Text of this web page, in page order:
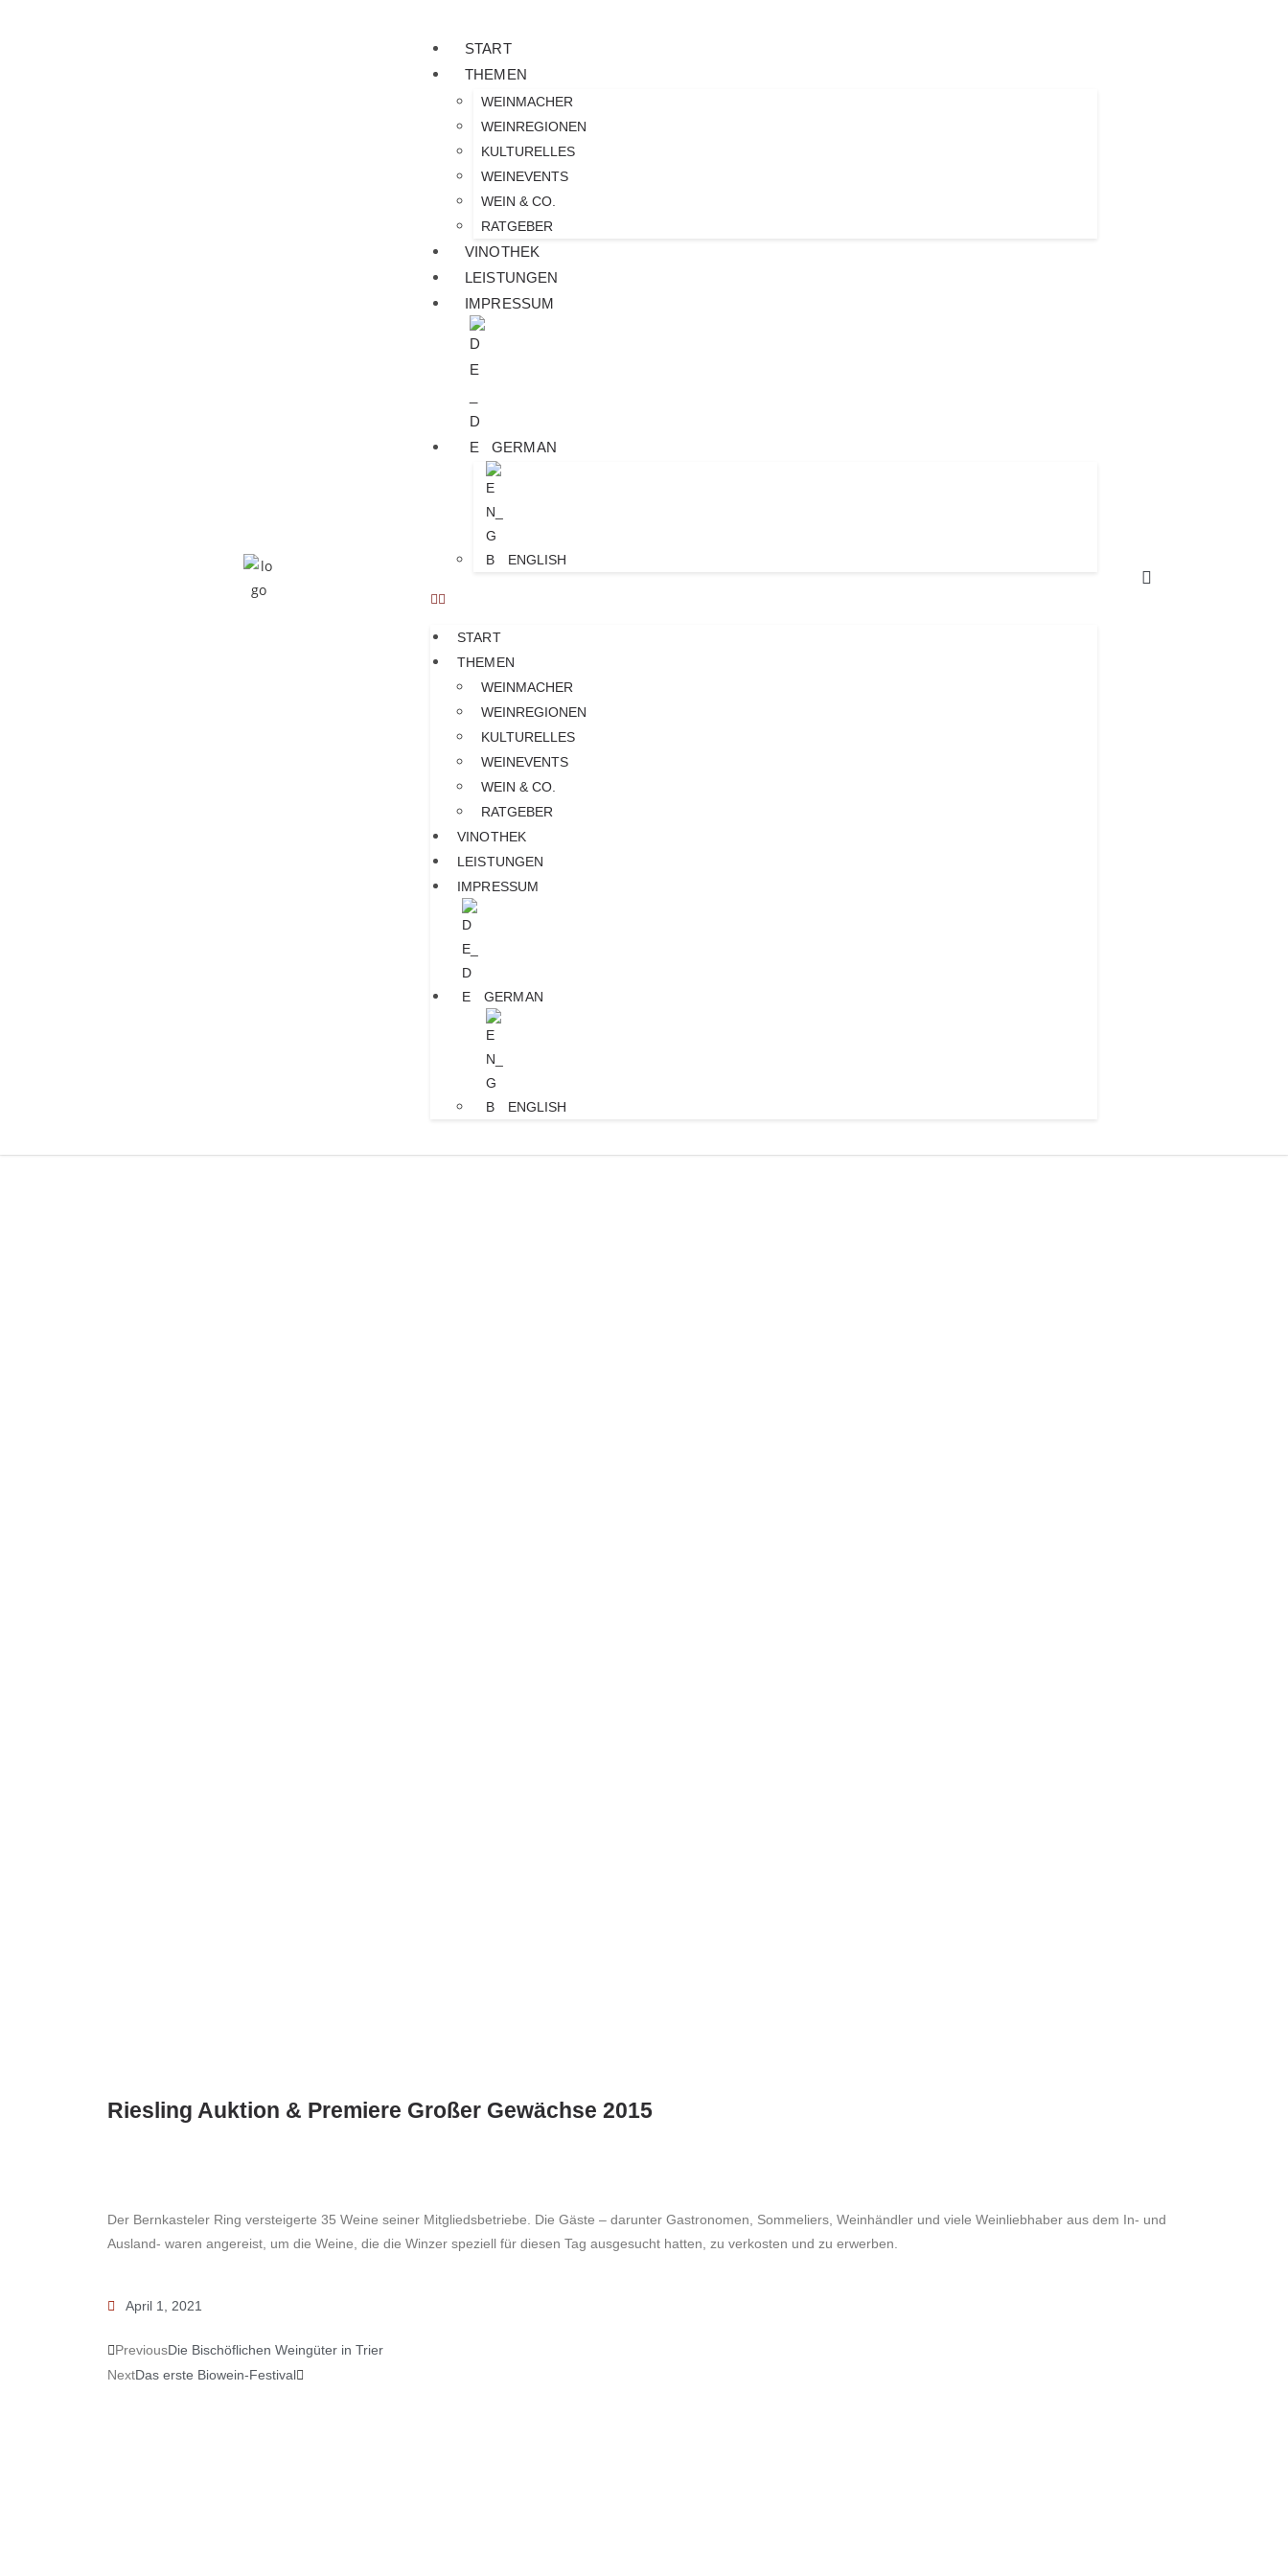
START
THEMEN
WEINMACHER
WEINREGIONEN
KULTURELLES
WEINEVENTS
WEIN & CO.
RATGEBER
VINOTHEK
LEISTUNGEN
IMPRESSUM
GERMAN
ENGLISH
START
THEMEN
WEINMACHER
WEINREGIONEN
KULTURELLES
WEINEVENTS
WEIN & CO.
RATGEBER
VINOTHEK
LEISTUNGEN
IMPRESSUM
GERMAN
ENGLISH
Riesling Auktion & Premiere Großer Gewächse 2015
Der Bernkasteler Ring versteigerte 35 Weine seiner Mitgliedsbetriebe. Die Gäste – darunter Gastronomen, Sommeliers, Weinhändler und viele Weinliebhaber aus dem In- und
Ausland- waren angereist, um die Weine, die die Winzer speziell für diesen Tag ausgesucht hatten, zu verkosten und zu erwerben.
April 1, 2021
PreviousDie Bischöflichen Weingüter in Trier
NextDas erste Biowein-Festival